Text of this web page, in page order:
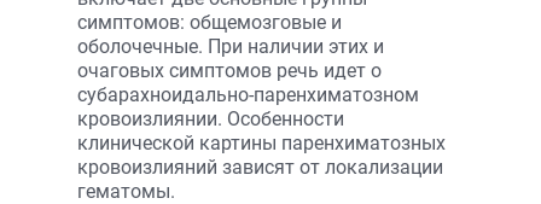
симптомов: общемозговые и
оболочечные. При наличии этих и
очаговых симптомов речь идет о
субарахноидально-паренхиматозном
кровоизлиянии. Особенности
клинической картины паренхиматозных
кровоизлияний зависят от локализации
гематомы.